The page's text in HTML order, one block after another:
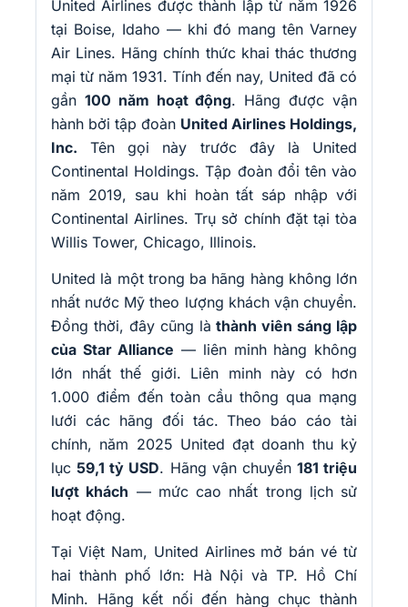
United Airlines được thành lập từ năm 1926
tại Boise, Idaho — khi đó mang tên Varney
Air Lines. Hãng chính thức khai thác thương
mại từ năm 1931. Tính đến nay, United đã có
gần 100 năm hoạt động. Hãng được vận
hành bởi tập đoàn United Airlines Holdings,
Inc. Tên gọi này trước đây là United
Continental Holdings. Tập đoàn đổi tên vào
năm 2019, sau khi hoàn tất sáp nhập với
Continental Airlines. Trụ sở chính đặt tại tòa
Willis Tower, Chicago, Illinois.
United là một trong ba hãng hàng không lớn
nhất nước Mỹ theo lượng khách vận chuyển.
Đồng thời, đây cũng làthành viên sáng lập
của Star Alliance — liên minh hàng không
lớn nhất thế giới. Liên minh này có hơn
1.000 điểm đến toàn cầu thông qua mạng
lưới các hãng đối tác. Theo báo cáo tài
chính, năm 2025 United đạt doanh thu kỷ
lục59,1 tỷ USD. Hãng vận chuyển 181 triệu
lượt khách — mức cao nhất trong lịch sử
hoạt động.
Tại Việt Nam, United Airlines mở bán vé từ
hai thành phố lớn: Hà Nội và TP. Hồ Chí
Minh. Hãng kết nối đến hàng chục thành